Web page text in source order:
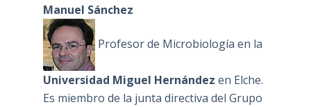
Manuel Sánchez
Profesor de Microbiología en la
Universidad Miguel Hernández en Elche.
Es miembro de la junta directiva del Grupo